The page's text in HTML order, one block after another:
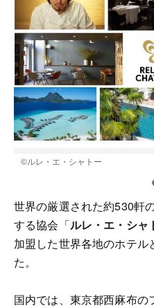
©ルレ・エ・シャトー
世界の厳選された約530軒
する協会「ルレ・エ・シャ
加盟した世界各地のホテ
た。
国内では、東京都西麻布の